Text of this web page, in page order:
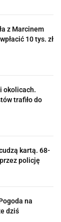
z Marcinem
10 tys. zł
okolicach.
trafiło do
kartą. 68-
policję
na
dziś